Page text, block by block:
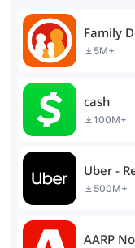
Family
5M+
cash
100M+
Uber -
500M+
AARP